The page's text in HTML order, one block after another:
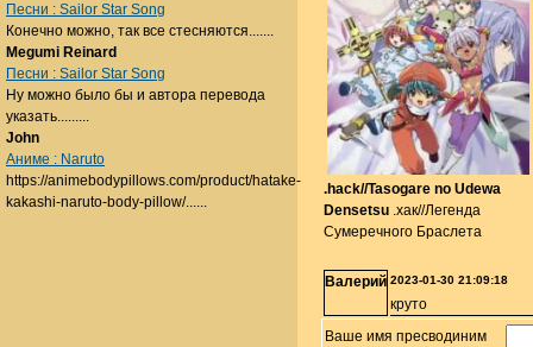
.hack//Tasogare no Udewa
Densetsu .хак//Легенда
Сумеречного Браслета
Валерий 2023-01-30 21:09:18
круто
Ваше имя пресводиним
Песни : Sailor Star Song
Конечно можно, так все стесняются.......
Megumi Reinard
Песни : Sailor Star Song
Ну можно было бы и автора перевода
указать.........
John
Аниме : Naruto
https://animebodypillows.com/product/hatake-
kakashi-naruto-body-pillow/......